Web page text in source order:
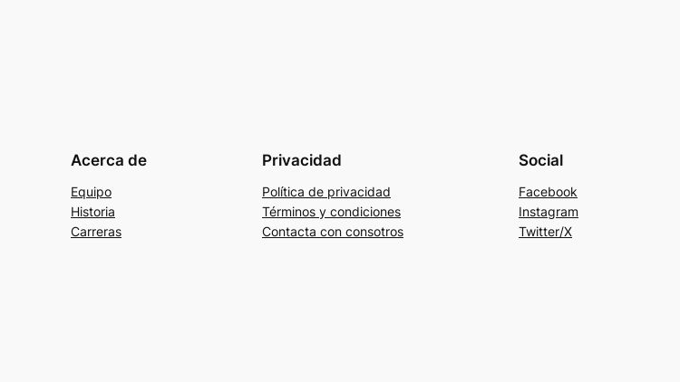
Acerca de
Equipo
Historia
Carreras
Privacidad
Política de privacidad
Términos y condiciones
Contacta con consotros
Social
Facebook
Instagram
Twitter/X